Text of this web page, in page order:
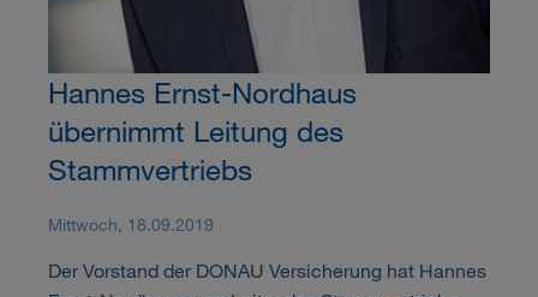
Hannes Ernst-Nordhaus
übernimmt Leitung des
Stammvertriebs
Mittwoch, 18.09.2019
Der Vorstand der DONAU Versicherung hat Hannes